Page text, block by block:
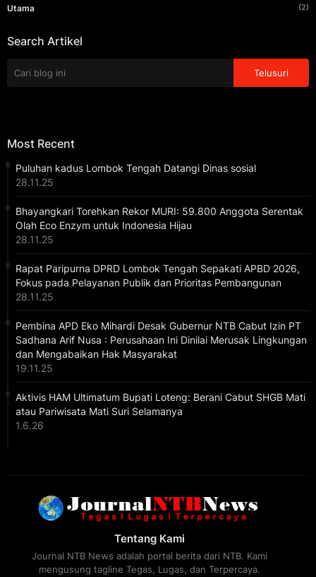
Utama (2)
Search Artikel
Most Recent
Puluhan kadus Lombok Tengah Datangi Dinas sosial
28.11.25
Bhayangkari Torehkan Rekor MURI: 59.800 Anggota Serentak
Olah Eco Enzym untuk Indonesia Hijau
28.11.25
Rapat Paripurna DPRD Lombok Tengah Sepakati APBD 2026,
Fokus pada Pelayanan Publik dan Prioritas Pembangunan
28.11.25
Pembina APD Eko Mihardi Desak Gubernur NTB Cabut Izin PT
Sadhana Arif Nusa : Perusahaan Ini Dinilai Merusak Lingkungan
dan Mengabaikan Hak Masyarakat
19.11.25
Aktivis HAM Ultimatum Bupati Loteng: Berani Cabut SHGB Mati
atau Pariwisata Mati Suri Selamanya
1.6.26
Tentang Kami
Journal NTB News adalah portal berita dari NTB. Kami
mengusung tagline Tegas, Lugas, dan Terpercaya.